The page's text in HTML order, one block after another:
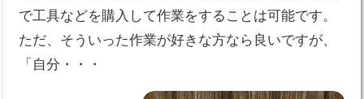
で工具などを購入して作業をすることは可能です。
ただ、そういった作業が好きな方なら良いですが、
「自分・・・